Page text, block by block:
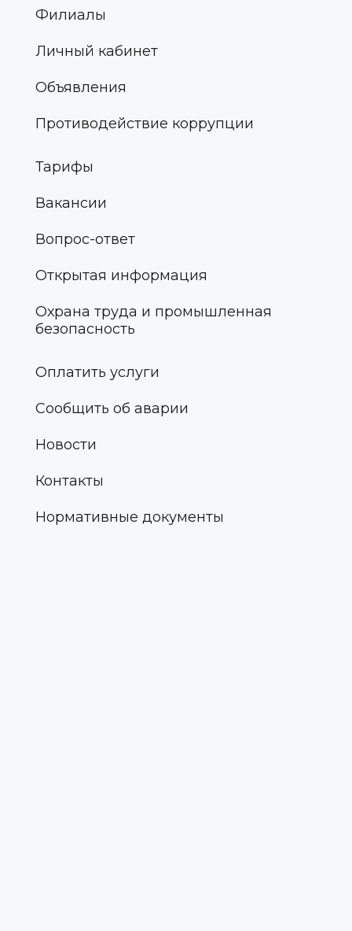
Филиалы
Личный кабинет
Объявления
Противодействие коррупции
Тарифы
Вакансии
Вопрос-ответ
Открытая информация
Охрана труда и промышленная
безопасность
Оплатить услуги
Сообщить об аварии
Новости
Контакты
Нормативные документы